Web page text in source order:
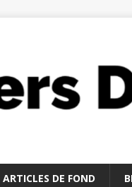
ARTICLES DE FOND